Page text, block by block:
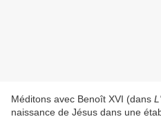
Méditons avec Benoît XVI (dans
naissance de Jésus dans une